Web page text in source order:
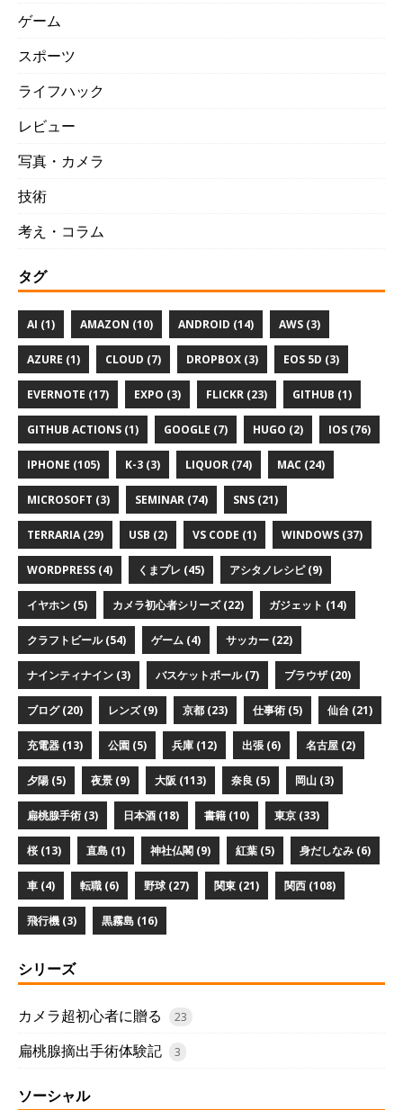
ゲーム
スポーツ
ライフハック
レビュー
写真・カメラ
技術
考え・コラム
タグ
AI (1) AMAZON (10) ANDROID (14) AWS (3)
AZURE (1) CLOUD (7) DROPBOX (3) EOS 5D (3)
EVERNOTE (17) EXPO (3) FLICKR (23) GITHUB (1)
GITHUB ACTIONS (1) GOOGLE (7) HUGO (2) IOS (76)
IPHONE (105) K-3 (3) LIQUOR (74) MAC (24)
MICROSOFT (3) SEMINAR (74) SNS (21)
TERRARIA (29) USB (2) VS CODE (1) WINDOWS (37)
WORDPRESS (4) くまプレ (45) アシタノレシピ (9)
イヤホン (5) カメラ初心者シリーズ (22) ガジェット (14)
クラフトビール (54) ゲーム (4) サッカー (22)
ナインティナイン (3) バスケットボール (7) ブラウザ (20)
ブログ (20) レンズ (9) 京都 (23) 仕事術 (5) 仙台 (21)
充電器 (13) 公園 (5) 兵庫 (12) 出張 (6) 名古屋 (2)
夕陽 (5) 夜景 (9) 大阪 (113) 奈良 (5) 岡山 (3)
扁桃腺手術 (3) 日本酒 (18) 書籍 (10) 東京 (33)
桜 (13) 直島 (1) 神社仏閣 (9) 紅葉 (5) 身だしなみ (6)
車 (4) 転職 (6) 野球 (27) 関東 (21) 関西 (108)
飛行機 (3) 黒霧島 (16)
シリーズ
カメラ超初心者に贈る 23
扁桃腺摘出手術体験記 3
ソーシャル